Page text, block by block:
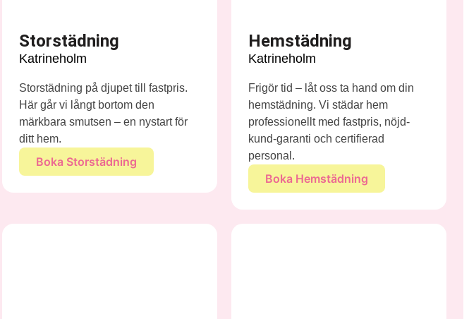
Storstädning
Katrineholm
Storstädning på djupet till fastpris.
Här går vi långt bortom den
märkbara smutsen – en nystart för
ditt hem.
Boka Storstädning
Hemstädning
Katrineholm
Frigör tid – låt oss ta hand om din
hemstädning. Vi städar hem
professionellt med fastpris, nöjd-
kund-garanti och certifierad
personal.
Boka Hemstädning